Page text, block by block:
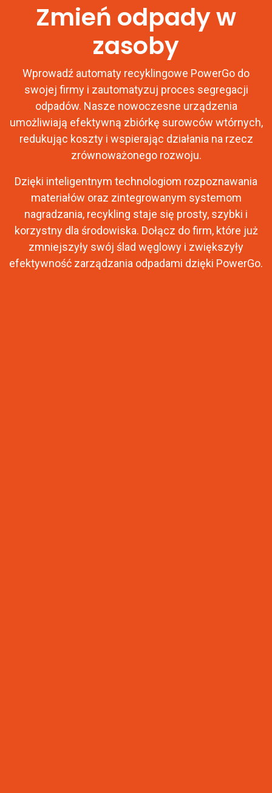
Zmień odpady w
zasoby
Wprowadź automaty recyklingowe PowerGo do
swojej firmy i zautomatyzuj proces segregacji
odpadów. Nasze nowoczesne urządzenia
umożliwiają efektywną zbiórkę surowców wtórnych,
redukując koszty i wspierając działania na rzecz
zrównoważonego rozwoju.
Dzięki inteligentnym technologiom rozpoznawania
materiałów oraz zintegrowanym systemom
nagradzania, recykling staje się prosty, szybki i
korzystny dla środowiska. Dołącz do firm, które już
zmniejszyły swój ślad węglowy i zwiększyły
efektywność zarządzania odpadami dzięki PowerGo.